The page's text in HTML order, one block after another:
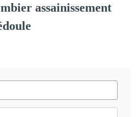
assainissement